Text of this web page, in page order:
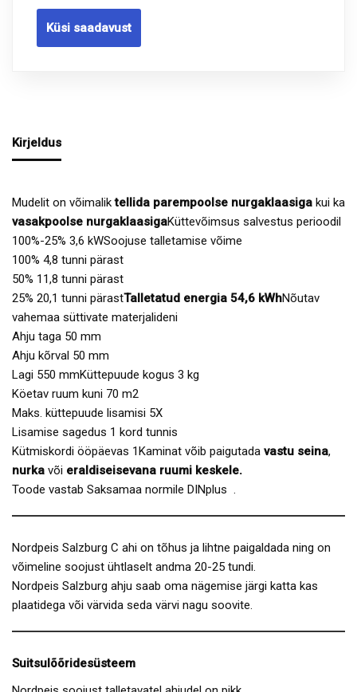
Küsi saadavust
Kirjeldus
Mudelit on võimaliktellida parempoolse nurgaklaasiga kui ka
vasakpoolse nurgaklaasigaKüttevõimsus salvestus perioodil
100%-25% 3,6 kWSoojuse talletamise võime
100% 4,8 tunni pärast
50% 11,8 tunni pärast
25% 20,1 tunni pärastTalletatud energia 54,6 kWhNõutav
vahemaa süttivate materjalideni
Ahju taga 50 mm
Ahju kõrval 50 mm
Lagi 550 mmKüttepuude kogus 3 kg
Köetav ruum kuni 70 m2
Maks. küttepuude lisamisi 5X
Lisamise sagedus 1 kord tunnis
Kütmiskordi ööpäevas 1Kaminat võib paigutada vastu seina,
nurka või eraldiseisevana ruumi keskele.
Toode vastab Saksamaa normile DINplus .
Nordpeis Salzburg C ahi on tõhus ja lihtne paigaldada ning on
võimeline soojust ühtlaselt andma 20-25 tundi.
Nordpeis Salzburg ahju saab oma nägemise järgi katta kas
plaatidega või värvida seda värvi nagu soovite.
Suitsulõõridesüsteem